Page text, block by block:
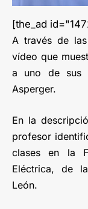
[the_ad
A través de
vídeo que
a uno de sus
Asperger.
En la
profesor
clases en la
Eléctrica, de
León.